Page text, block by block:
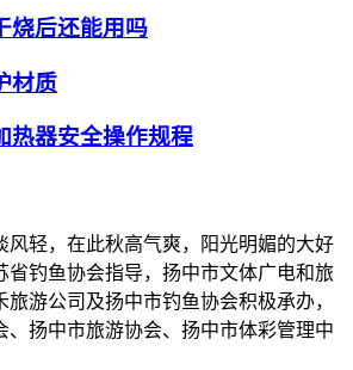
烧后还能用吗
材质
热器安全操作规程
风轻，在此秋高气爽，阳光明媚的大好
省钓鱼协会指导，扬中市文体广电和旅
旅游公司及扬中市钓鱼协会积极承办，
、扬中市旅游协会、扬中市体彩管理中